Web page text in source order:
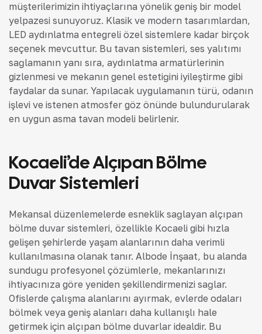
müşterilerimizin ihtiyaçlarına yönelik geniş bir model
yelpazesi sunuyoruz. Klasik ve modern tasarımlardan,
LED aydınlatma entegreli özel sistemlere kadar birçok
seçenek mevcuttur. Bu tavan sistemleri, ses yalıtımı
sağlamanın yanı sıra, aydınlatma armatürlerinin
gizlenmesi ve mekanın genel estetiğini iyileştirme gibi
faydalar da sunar. Yapılacak uygulamanın türü, odanın
işlevi ve istenen atmosfer göz önünde bulundurularak
en uygun asma tavan modeli belirlenir.
Kocaeli’de Alçıpan Bölme
Duvar Sistemleri
Mekansal düzenlemelerde esneklik sağlayan alçıpan
bölme duvar sistemleri, özellikle Kocaeli gibi hızla
gelişen şehirlerde yaşam alanlarının daha verimli
kullanılmasına olanak tanır. Albode İnşaat, bu alanda
sunduğu profesyonel çözümlerle, mekanlarınızı
ihtiyacınıza göre yeniden şekillendirmenizi sağlar.
Ofislerde çalışma alanlarını ayırmak, evlerde odaları
bölmek veya geniş alanları daha kullanışlı hale
getirmek için alçıpan bölme duvarlar idealdir. Bu